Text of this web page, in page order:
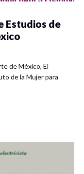
Estudios de
de México, El
de la Mujer para